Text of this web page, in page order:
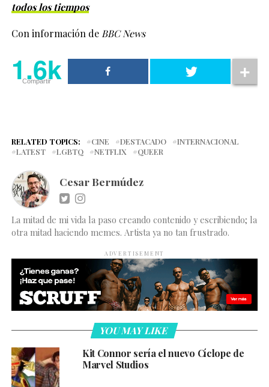
todos los tiempos
Con información de BBC News
1.6k
Compartir
RELATED TOPICS: CINE DESTACADO
INTERNACIONAL
LATEST
LGBTQ NETFLIX QUEER
Cesar Bermúdez
La mitad de mi vida la paso creando contenido y escribiendo; la
otra mitad haciendo memes. Artista ya no tan frustrado.
ADVERTISEMENT
YOU MAY LIKE
Kit Connor sería el nuevo Cíclope de
Marvel Studios